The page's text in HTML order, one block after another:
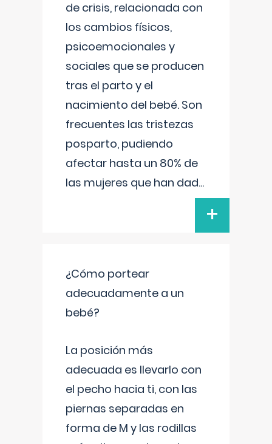
de crisis, relacionada con
los cambios físicos,
psicoemocionales y
sociales que se producen
tras el parto y el
nacimiento del bebé. Son
frecuentes las tristezas
posparto, pudiendo
afectar hasta un 80% de
las mujeres que han dad...
+
¿Cómo portear
adecuadamente a un
bebé?
La posición más
adecuada es llevarlo con
el pecho hacia ti, con las
piernas separadas en
forma de M y las rodillas